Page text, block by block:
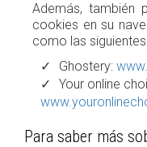
Además, también
cookies en su
como las
Ghostery:
Your online
Para saber más